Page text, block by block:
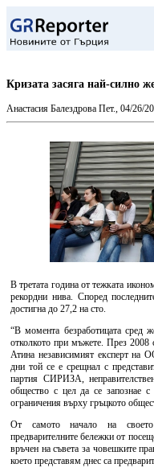
Кризата засяга най-силно
Анастасия Балездрова Пет., 04/26/
В третата година от тежката
рекордни нива. Според
достигна до 27,2 на сто.
“В момента безработицата сред
отколкото при мъжете. През 2008
Атина независимият експерт
дни той се е срещнал с
партия СИРИЗА,
общество с цел да се запознае с
ограничения върху гръцкото
От самото начало на своето
предварителните бележки от
връчен на съвета за човешките
което представям днес са